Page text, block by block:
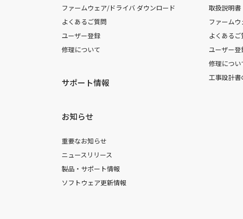
ファームウェア/ドライバ ダウンロード
よくあるご質問
ユーザー登録
修理について
サポート情報
お知らせ
重要なお知らせ
ニュースリリース
製品・サポート情報
ソフトウェア更新情報
取扱説明書
ファーム
よくあるご
ユーザー登
修理につい
工事設計